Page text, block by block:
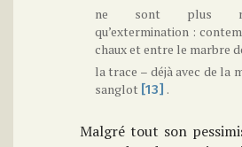
ne sont plus
qu’extermination :
chaux et entre le marbre
la trace – déjà avec de la
sanglot [13] .
Malgré tout son